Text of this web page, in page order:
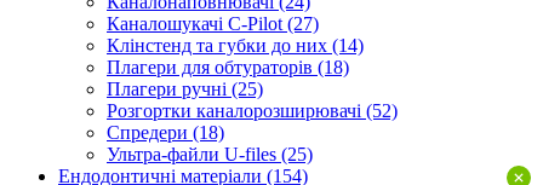
Каналошукачі C-Pilot (27)
Клінстенд та губки до них (14)
Плагери для обтураторів (18)
Плагери ручні (25)
Розгортки каналорозширювачі (52)
Спредери (18)
Ультра-файли U-files (25)
Ендодонтичні матеріали (154)